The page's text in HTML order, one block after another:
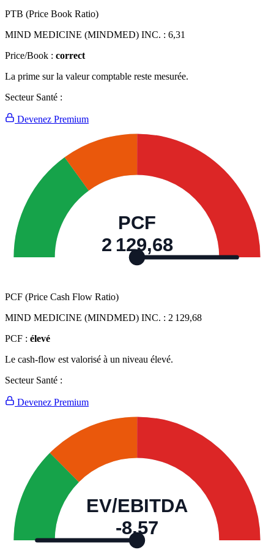
PTB (Price Book Ratio)
MIND MEDICINE (MINDMED) INC. : 6,31
Price/Book : correct
La prime sur la valeur comptable reste mesurée.
Secteur Santé :
Devenez Premium
PCF
2 129,68
PCF (Price Cash Flow Ratio)
MIND MEDICINE (MINDMED) INC. : 2 129,68
PCF : élevé
Le cash-flow est valorisé à un niveau élevé.
Secteur Santé :
Devenez Premium
EV/EBITDA
-8,57